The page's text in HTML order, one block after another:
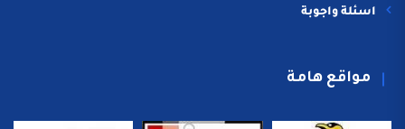
اسئلة واجوبة
مواقع هامة